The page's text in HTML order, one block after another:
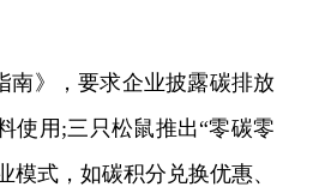
南》，要求企业披露碳排放
使用;三只松鼠推出“零碳零
式，如碳积分兑换优惠、